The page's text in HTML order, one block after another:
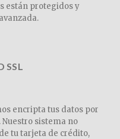
están protegidos y
SSL
encripta tus datos por
Nuestro sistema no
tu tarjeta de crédito,